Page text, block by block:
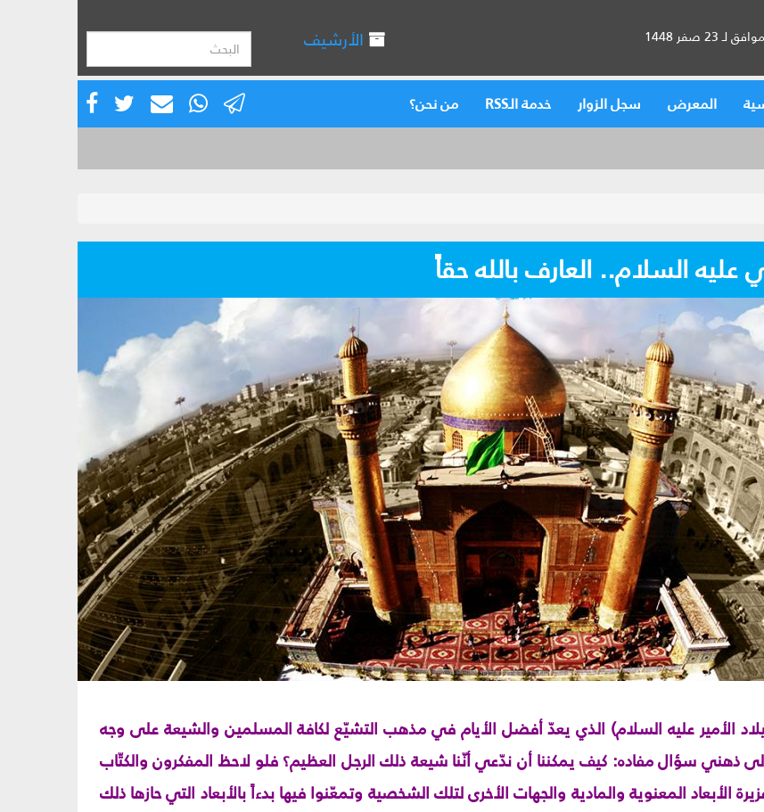
الأرشيف
المعرض سجل الزوار خدمة الـRSS من نحن؟
عليه السلام.. العارف بالله حقاً
الأمير عليه السلام) الذي يعدّ أفضل الأيام في مذهب التشيّع لكافة المسلمين والشيعة على وجه
ذهني سؤال مفاده: كيف يمكننا أن ندّعي أنّنا شيعة ذلك الرجل العظيم؟ فلو لاحظ المفكرون والكتّاب
الأبعاد المعنوية والمادية والجهات الأخرى لتلك الشخصية وتمعّنوا فيها بدءاً بالأبعاد التي حازها ذلك